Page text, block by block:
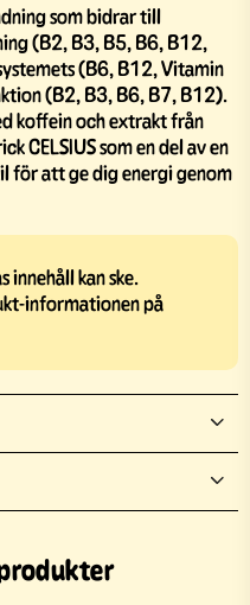
som bidrar till
(B2, B3, B5, B6, B12,
(B6, B12, Vitamin
(B2, B3, B6, B7, B12).
koffein och extrakt från
CELSIUS som en del av en
för att ge dig energi genom
innehåll kan ske.
informationen på